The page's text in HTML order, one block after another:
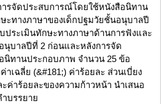
ารจัดประสบการณ์โดยใช้หนังสือนิทาน
ทางภาษาของเด็กปฐมวัยชั้นอนุบาลปี
ประเมินทักษะทางภาษาด้านการฟังและ
นุบาลปีที่ 2 ก่อนและหลังการจัด
ทานประกอบภาพ จำนวน 25 ข้อ
เฉลี่ย (&#181;) ค่าร้อยละ ส่วนเบี่ยง
ค่าร้อยละของความก้าวหน้า นำเสนอ
บรรยาย